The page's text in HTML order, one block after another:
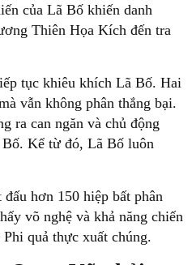
của Lã Bố khiến danh
Thiên Họa Kích đến tra
tục khiêu khích Lã Bố. Hai
vẫn không phân thắng bại.
ra can ngăn và chủ động
Kể từ đó, Lã Bố luôn
hơn 150 hiệp bất phân
võ nghệ và khả năng chiến
quả thực xuất chúng.